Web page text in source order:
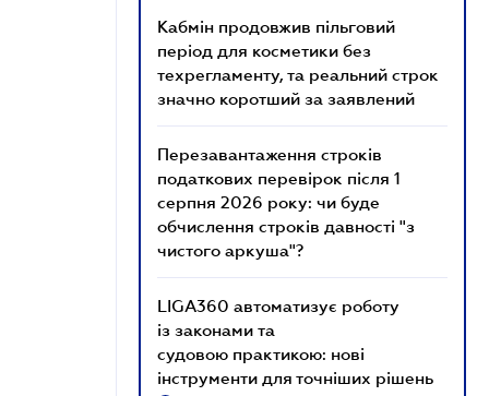
Кабмін продовжив пільговий
період для косметики без
техрегламенту, та реальний строк
значно коротший за заявлений
Перезавантаження строків
податкових перевірок після 1
серпня 2026 року: чи буде
обчислення строків давності "з
чистого аркуша"?
LIGA360 автоматизує роботу
із законами та
судовою практикою: нові
інструменти для точніших рішень